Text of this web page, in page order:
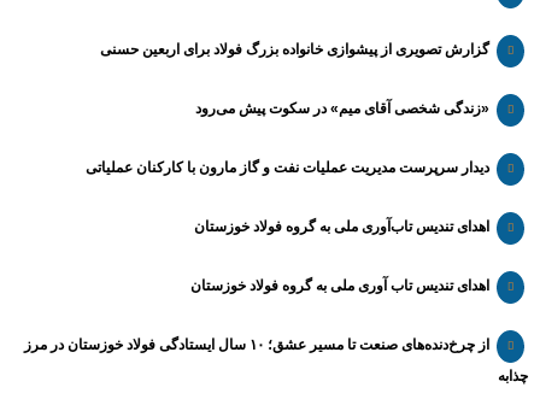
گزارش تصویری از پیشوازی خانواده بزرگ فولاد برای اربعین حسنی
«زندگی شخصی آقای میم» در سکوت پیش می‌رود
دیدار سرپرست مدیریت عملیات نفت و گاز مارون با کارکنان عملیاتی
اهدای تندیس تاب‌آوری ملی به گروه فولاد خوزستان
اهدای تندیس تاب آوری ملی به گروه فولاد خوزستان
از چرخ‌دنده‌های صنعت تا مسیر عشق؛ ۱۰ سال ایستادگی فولاد خوزستان در مرز
چذابه